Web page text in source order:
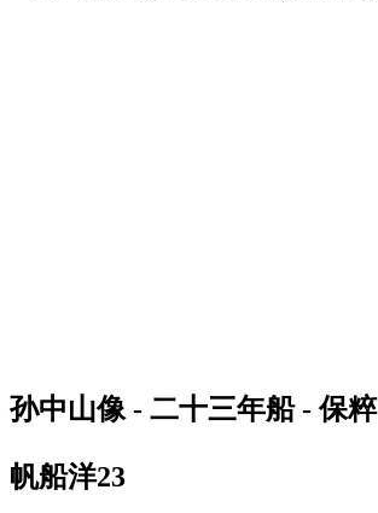
孙中山像 - 二十三年船 - 保粹
帆船洋23